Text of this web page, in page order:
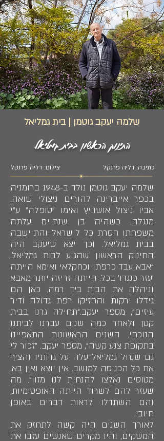
שלמה יעקב גוטמן | בית גמליאל
התינוק הראשון בבית גמליאל
צילום: דליה פרנקל כתיבה: דליה פרנקל
שלמה יעקב גוטמן נולד ב-1948 ברומניה
בכפר אייברינה להורים ניצולי שואה.
אביו ניצול אושוויץ ואימו "טופלה" ע"י
מנגלה. כשהיה בן שנתיים עלתה
משפחתו חסרת כל לישראל והתיישבה
בבית גמליאל. וכך יצא שיעקב היה
התינוק הראשון שהגיע לבית גמליאל.
"אבא עבד כרפתן וכחקלאי ואימא הייתה
'עזר כנגדו' בכל. הייתה זריזה יותר מאבא
וניהלה את הבית ביד רמה. כאן הם
גידלו ירקות והחזיקו רפת גדולה ודיר
עיזים", מספר יעקב."תחילה גרנו בבית
קטן ולאחר כמה שנים עברנו לביתנו
הנוכחי. השנים הראשונות התאפיינו
בתקופת צנע קשה", מספר יעקב. "זכור לי
גם שנחל גמליאל עלה על גדותיו והציף
את כל הכניסה למושב. אין יוצא ואין בא.
מטוסים נאלצו להנחית לנו מזון". מה
שעזר להם לשרוד הייתה האופטימיות,
והם השתדלו לראות דברים באופן
חיובי.
לאורך השנים היה קשה לתחזק את
המשקים, והיו מקרים שאנשים עזבו את